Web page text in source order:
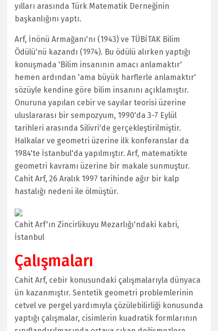
yılları arasında Türk Matematik Derneğinin
başkanlığını yaptı.
Arf, İnönü Armağanı'nı (1943) ve TÜBİTAK Bilim
Ödülü'nü kazandı (1974). Bu ödülü alırken yaptığı
konuşmada 'Bilim insanının amacı anlamaktır'
hemen ardından 'ama büyük harflerle anlamaktır'
sözüyle kendine göre bilim insanını açıklamıştır.
Onuruna yapılan cebir ve sayılar teorisi üzerine
uluslararası bir sempozyum, 1990'da 3-7 Eylül
tarihleri arasında Silivri'de gerçekleştirilmiştir.
Halkalar ve geometri üzerine ilk konferanslar da
1984'te İstanbul'da yapılmıştır. Arf, matematikte
geometri kavramı üzerine bir makale sunmuştur.
Cahit Arf, 26 Aralık 1997 tarihinde ağır bir kalp
hastalığı nedeni ile ölmüştür.
Cahit Arf'ın Zincirlikuyu Mezarlığı'ndaki kabri,
İstanbul
Çalışmaları
Cahit Arf, cebir konusundaki çalışmalarıyla dünyaca
ün kazanmıştır. Sentetik geometri problemlerinin
cetvel ve pergel yardımıyla çözülebilirliği konusunda
yaptığı çalışmalar, cisimlerin kuadratik formlarının